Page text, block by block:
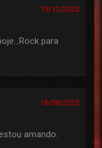
19/12/2025
para
16/08/2025
amando.